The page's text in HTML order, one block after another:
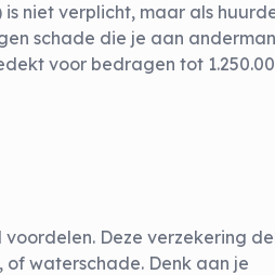
is niet verplicht, maar als
schade die je aan
voor bedragen tot
Deze verzekering
waterschade. Denk aan je